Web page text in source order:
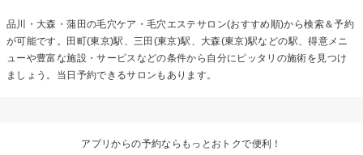
品川・大森・蒲田の毛穴ケア・毛穴エステサロン(おすすめ順)から検索＆予約
が可能です。田町(東京)駅、三田(東京)駅、大森(東京)駅などの駅、得意メニ
ューや豊富な施設・サービスなどの条件から自分にピッタリの施術を見つけ
ましょう。当日予約できるサロンもあります。
アプリからの予約ならもっとおトクで便利！